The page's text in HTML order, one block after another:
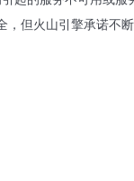
但火山引擎承诺